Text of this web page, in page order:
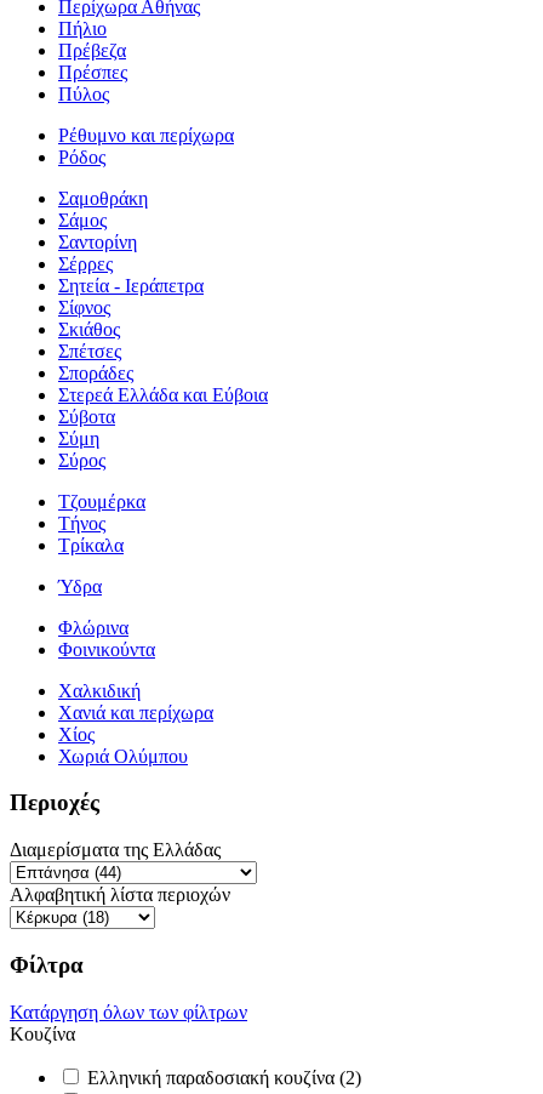
Περίχωρα Αθήνας
Πήλιο
Πρέβεζα
Πρέσπες
Πύλος
Ρέθυμνο και περίχωρα
Ρόδος
Σαμοθράκη
Σάμος
Σαντορίνη
Σέρρες
Σητεία - Ιεράπετρα
Σίφνος
Σκιάθος
Σπέτσες
Σποράδες
Στερεά Ελλάδα και Εύβοια
Σύβοτα
Σύμη
Σύρος
Τζουμέρκα
Τήνος
Τρίκαλα
Ύδρα
Φλώρινα
Φοινικούντα
Χαλκιδική
Χανιά και περίχωρα
Χίος
Χωριά Ολύμπου
Περιοχές
Διαμερίσματα της Ελλάδας
Αλφαβητική λίστα περιοχών
Φίλτρα
Κατάργηση όλων των φίλτρων
Κουζίνα
Ελληνική παραδοσιακή κουζίνα (2)